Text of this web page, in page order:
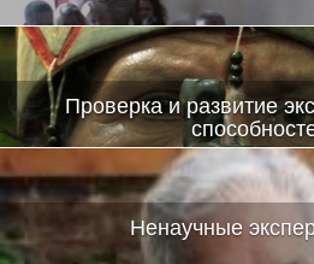
Проверка и развитие
Ненаучные